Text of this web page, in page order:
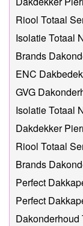
Riool Totaal
Isolatie Totaal
Brands
ENC
GVG
Isolatie Totaal
Dakdekker
Riool Totaal
Brands
Perfect
Perfect